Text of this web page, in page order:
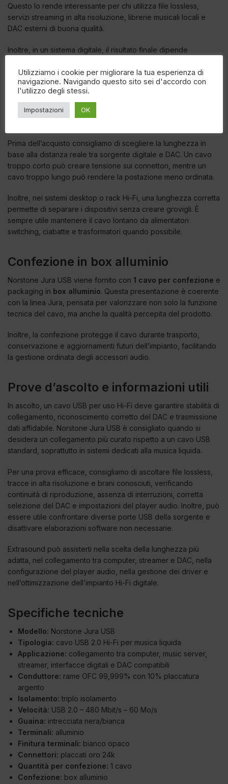
Questo lo rende interessante per chi utilizza file lossless,
servizi streaming in alta risoluzione, librerie musicali locali e
DAC esterni di buona qualità.
Inoltre, in un sistema digitale, il risultato finale dipende
amplificatore, diffusori e ambiente. Per questo motivo, un cavo
USB curato va inserito in una configurazione equilibrata e ben
ottimizzata.
Prima dell’acquisto consigliamo di scegliere la lunghezza in
base alla distanza reale tra sorgente digitale e DAC. Un cavo
troppo corto può creare tensione sui connettori, mentre un
cavo troppo lungo può rendere la postazione meno ordinata.
Inoltre, nei sistemi desktop o rack Hi-Fi, una lunghezza corretta
permette di separare i dispositivi senza creare grovigli. È
sempre utile mantenere il cavo lontano da alimentatori
switching, ciabatte e trasformatori quando possibile.
Confezione in box alluminio
Norstone Jura USB viene fornito con 1 cavo per confezione e
packaging in box alluminio. Questa presentazione è coerente
con la linea Jura, pensata per valorizzare non solo la funzione
tecnica del cavo, ma anche la qualità percepita del prodotto.
Inoltre, la confezione protegge il cavo durante trasporto,
conservazione e aggiornamenti futuri dell’impianto, facilitando
la gestione ordinata degli accessori audio.
Prove d’ascolto e informazioni utili
In ascolto, un cavo USB per uso Hi-Fi deve garantire stabilità di
collegamento, riconoscimento corretto del DAC e trasmissione
dati affidabile. Norstone Jura USB è consigliato quando si
desidera un collegamento più curato rispetto a un cavo USB
standard, soprattutto in sistemi dedicati alla musica liquida.
Per una prova efficace, consigliamo di ascoltare file lossless,
tracce in alta risoluzione e brani conosciuti, verificando
continuità di riproduzione, assenza di interruzioni, corretta
selezione del DAC e impostazioni del player audio. Inoltre, può
essere utile confrontare diverse porte USB della sorgente e
disattivare elaborazioni software non necessarie.
Extrasound può assisterti nella scelta della lunghezza più
adatta, nel collegamento tra computer, streamer e DAC, nella
configurazione del player audio, nella gestione dei driver e
nell’ottimizzazione dell’impianto Hi-Fi digitale.
Specifiche tecniche
Modello: Norstone Jura USB
Tipologia: cavo USB 2.0 Hi-Fi per musica liquida
Applicazione: collegamento tra computer, music server,
streamer, interfacce digitali e DAC compatibili
Conduttore: rame OFC 99,999% con 10% placcatura
argento
Isolamento: triplo isolamento
Velocità: USB 2.0 – 480 Mbit/s – 60 Mo/s
Guaina: intrecciata nera/bianca
Terminali: alluminio
Finitura terminali: bianco opaco
Connettori: placcati oro 24k
Quantità per confezione: 1 cavo
Confezione: box alluminio
Utilizziamo i cookie per migliorare la tua esperienza di
navigazione. Navigando questo sito sei d'accordo con
l'utilizzo degli stessi.
Impostazioni OK